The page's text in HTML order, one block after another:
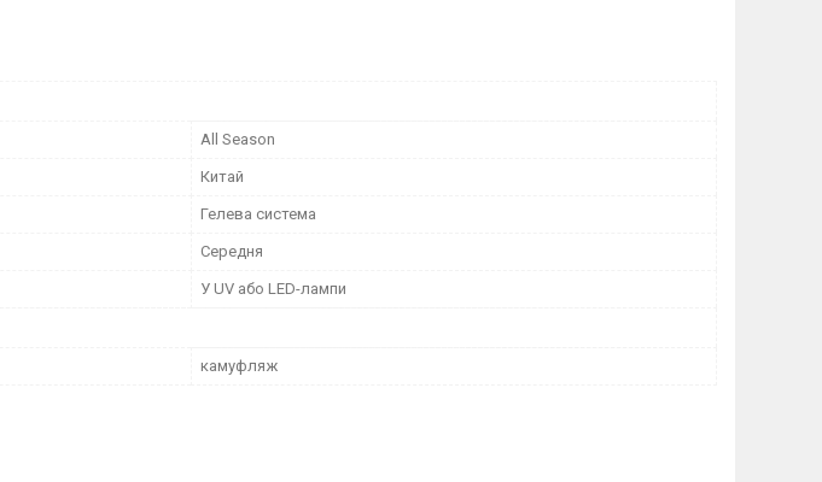
All Season
Китай
Гелева система
Середня
У UV або LED-лампи
камуфляж